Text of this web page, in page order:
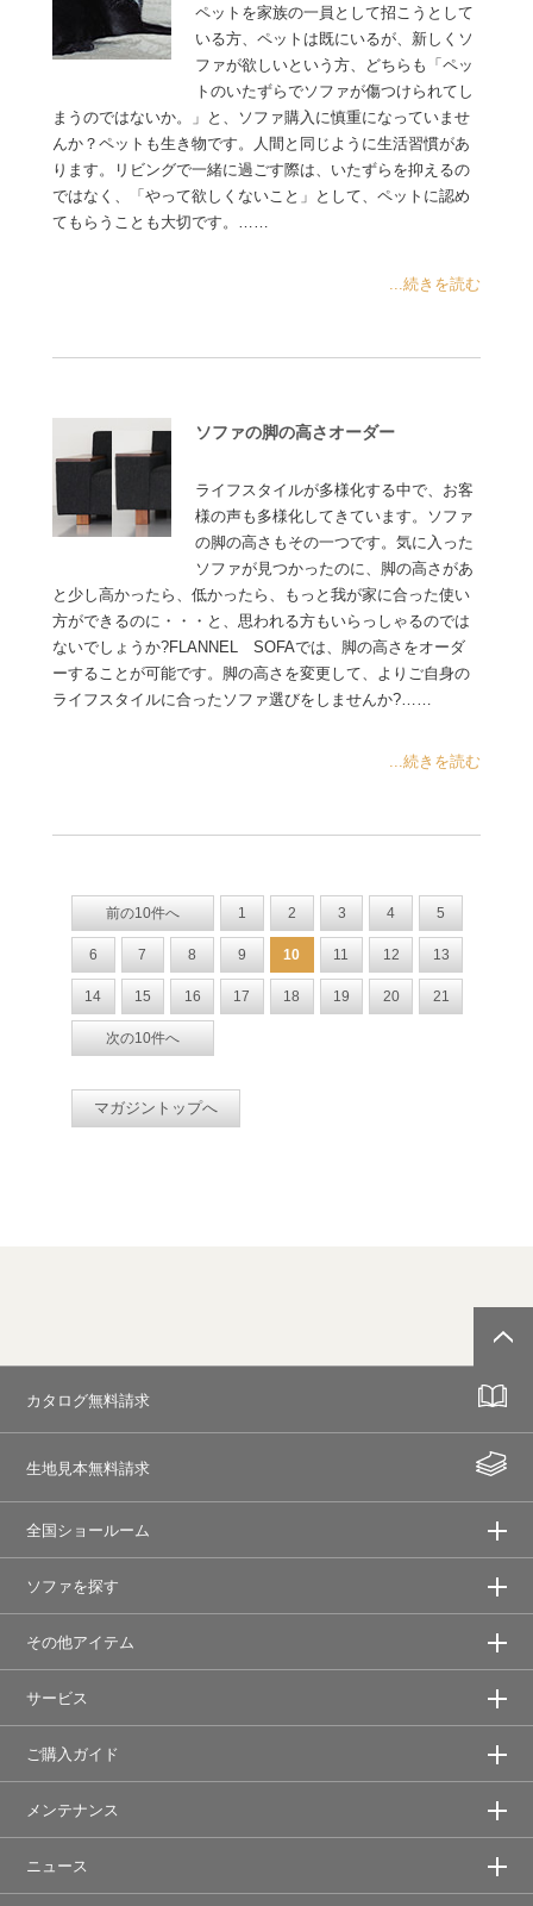
ペットを家族の一員として招こうとして
いる方、ペットは既にいるが、新しくソ
ファが欲しいという方、どちらも「ペッ
トのいたずらでソファが傷つけられてし
まうのではないか。」と、ソファ購入に慎重になっていませ
んか？ペットも生き物です。人間と同じように生活習慣があ
ります。リビングで一緒に過ごす際は、いたずらを抑えるの
ではなく、「やって欲しくないこと」として、ペットに認め
てもらうことも大切です。……
...続きを読む
ソファの脚の高さオーダー
ライフスタイルが多様化する中で、お客
様の声も多様化してきています。ソファ
の脚の高さもその一つです。気に入った
ソファが見つかったのに、脚の高さがあ
と少し高かったら、低かったら、もっと我が家に合った使い
方ができるのに・・・と、思われる方もいらっしゃるのでは
ないでしょうか?FLANNEL SOFAでは、脚の高さをオーダ
ーすることが可能です。脚の高さを変更して、よりご自身の
ライフスタイルに合ったソファ選びをしませんか?……
...続きを読む
前の10件へ 1 2 3 4 5
6 7 8 9 10 11 12 13
14 15 16 17 18 19 20 21
次の10件へ
マガジントップへ
カタログ無料請求
生地見本無料請求
全国ショールーム
ソファを探す
その他アイテム
サービス
ご購入ガイド
メンテナンス
ニュース